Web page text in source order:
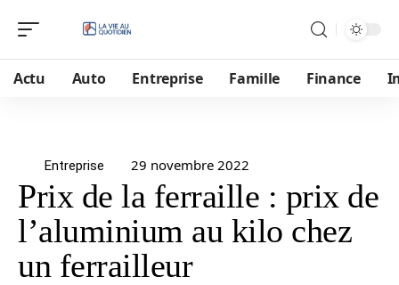
Actu Auto Entreprise Famille Finance
Entreprise 29 novembre 2022
Prix de la ferraille : prix de
l’aluminium au kilo chez
un ferrailleur